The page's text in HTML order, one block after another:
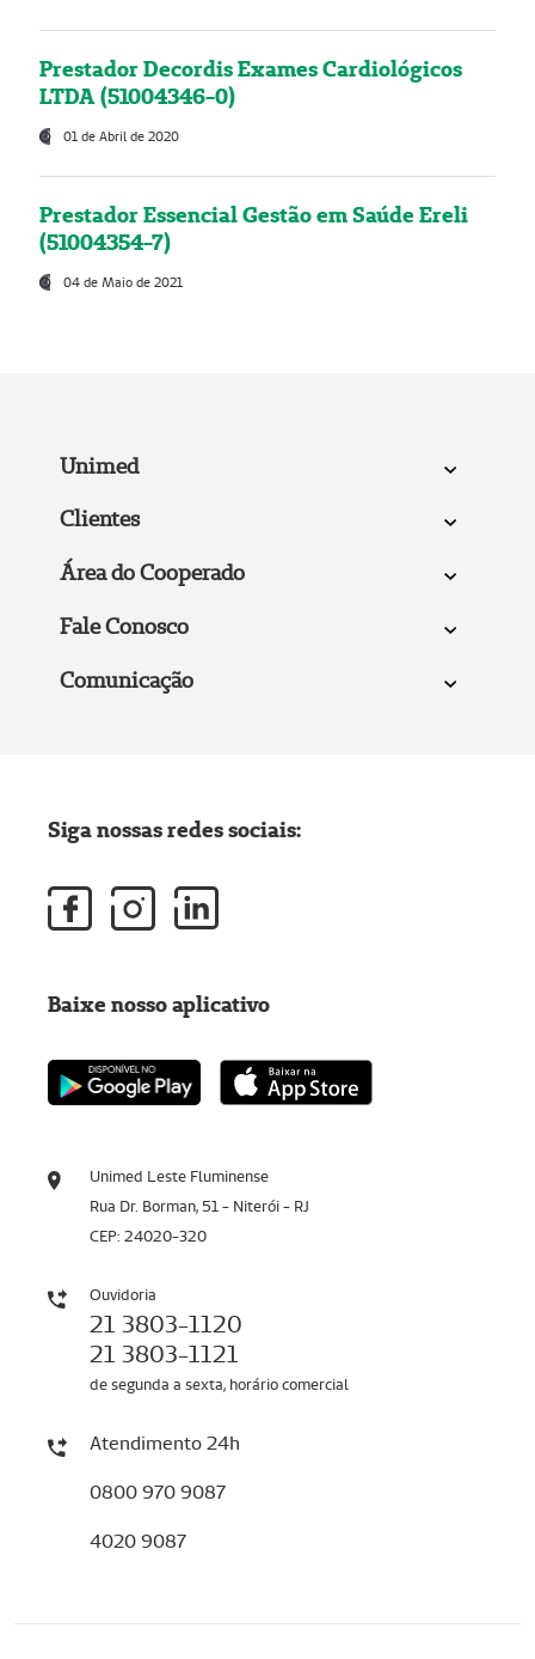
Prestador Decordis Exames Cardiológicos
LTDA (51004346-0)
01 de Abril de 2020
Prestador Essencial Gestão em Saúde Ereli
(51004354-7)
04 de Maio de 2021
Unimed
Clientes
Área do Cooperado
Fale Conosco
Comunicação
Unimed Leste Fluminense
Rua Dr. Borman, 51 - Niterói - RJ
CEP: 24020-320
Ouvidoria
21 3803-1120
21 3803-1121
de segunda a sexta, horário comercial
Atendimento 24h
0800 970 9087
4020 9087
Siga nossas redes sociais:
Baixe nosso aplicativo